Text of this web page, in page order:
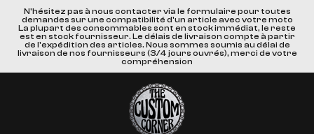
N'hésitez pas à nous contacter via le formulaire pour toutes
demandes sur une compatibilité d'un article avec votre moto
La plupart des consommables sont en stock immédiat, le reste
est en stock fournisseur. Le délais de livraison compte à partir
de l'expédition des articles. Nous sommes soumis au délai de
livraison de nos fournisseurs (3/4 jours ouvrés), merci de votre
compréhension